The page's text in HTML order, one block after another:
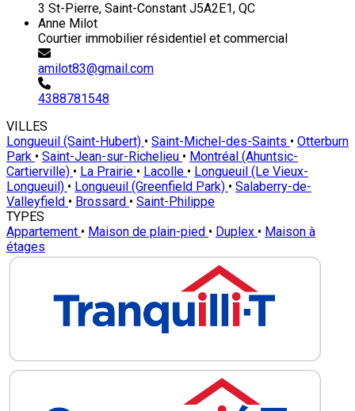
3 St-Pierre, Saint-Constant J5A2E1, QC
Anne Milot
Courtier immobilier résidentiel et commercial
amilot83@gmail.com
4388781548
VILLES
Longueuil (Saint-Hubert) • Saint-Michel-des-Saints • Otterburn
Park • Saint-Jean-sur-Richelieu • Montréal (Ahuntsic-
Cartierville) • La Prairie • Lacolle • Longueuil (Le Vieux-
Longueuil) • Longueuil (Greenfield Park) • Salaberry-de-
Valleyfield • Brossard • Saint-Philippe
TYPES
Appartement • Maison de plain-pied • Duplex • Maison à
étages